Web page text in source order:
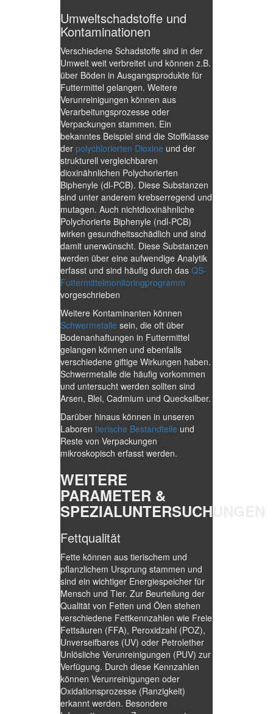
Umweltschadstoffe und
Kontaminationen
Verschiedene Schadstoffe sind in der
Umwelt weit verbreitet und können z.B.
über Böden in Ausgangsprodukte für
Futtermittel gelangen. Weitere
Verunreinigungen können aus
Verarbeitungsprozesse oder
Verpackungen stammen. Ein
bekanntes Beispiel sind die Stoffklasse
der polychlorierten Dioxine und der
strukturell vergleichbaren
dioxinähnlichen Polychorierten
Biphenyle (dl-PCB). Diese Substanzen
sind unter anderem krebserregend und
mutagen. Auch nichtdioxinähnliche
Polychorierte Biphenyle (ndl-PCB)
wirken gesundheitsschädlich und sind
damit unerwünscht. Diese Substanzen
werden über eine aufwendige Analytik
erfasst und sind häufig durch das QS-
Futtermittelmonitoringprogramm
vorgeschrieben
Weitere Kontaminanten können
Schwermetalle sein, die oft über
Bodenanhaftungen in Futtermittel
gelangen können und ebenfalls
verschiedene giftige Wirkungen haben.
Schwermetalle die häufig vorkommen
und untersucht werden sollten sind
Arsen, Blei, Cadmium und Quecksilber.
Darüber hinaus können in unseren
Laboren tierische Bestandteile und
Reste von Verpackungen
mikroskopisch erfasst werden.
WEITERE
PARAMETER &
SPEZIALUNTERSUCHUNGEN
Fettqualität
Fette können aus tierischem und
pflanzlichem Ursprung stammen und
sind ein wichtiger Energiespeicher für
Mensch und Tier. Zur Beurteilung der
Qualität von Fetten und Ölen stehen
verschiedene Fettkennzahlen wie Freie
Fettsäuren (FFA), Peroxidzahl (POZ),
Unverseifbares (UV) oder Petrolether
Unlösliche Verunreinigungen (PUV) zur
Verfügung. Durch diese Kennzahlen
können Verunreinigungen oder
Oxidationsprozesse (Ranzigkeit)
erkannt werden. Besondere